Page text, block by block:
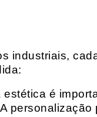
industriais,
é